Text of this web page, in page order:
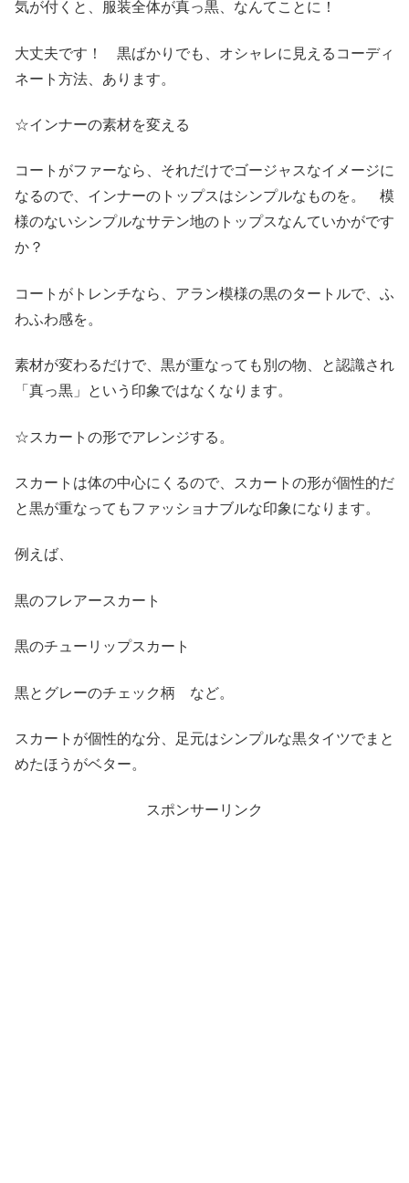
気が付くと、服装全体が真っ黒、なんてことに！
大丈夫です！ 黒ばかりでも、オシャレに見えるコーディ
ネート方法、あります。
☆インナーの素材を変える
コートがファーなら、それだけでゴージャスなイメージに
なるので、インナーのトップスはシンプルなものを。 模
様のないシンプルなサテン地のトップスなんていかがです
か？
コートがトレンチなら、アラン模様の黒のタートルで、ふ
わふわ感を。
素材が変わるだけで、黒が重なっても別の物、と認識され
「真っ黒」という印象ではなくなります。
☆スカートの形でアレンジする。
スカートは体の中心にくるので、スカートの形が個性的だ
と黒が重なってもファッショナブルな印象になります。
例えば、
黒のフレアースカート
黒のチューリップスカート
黒とグレーのチェック柄 など。
スカートが個性的な分、足元はシンプルな黒タイツでまと
めたほうがベター。
スポンサーリンク